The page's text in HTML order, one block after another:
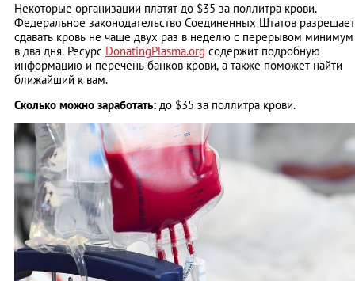
Некоторые организации платят до $35 за поллитра крови.
Федеральное законодательство Соединенных Штатов разрешает
сдавать кровь не чаще двух раз в неделю с перерывом минимум
в два дня. Ресурс DonatingPlasma.org содержит подробную
информацию и перечень банков крови, а также поможет найти
ближайший к вам.
Сколько можно заработать: до $35 за поллитра крови.